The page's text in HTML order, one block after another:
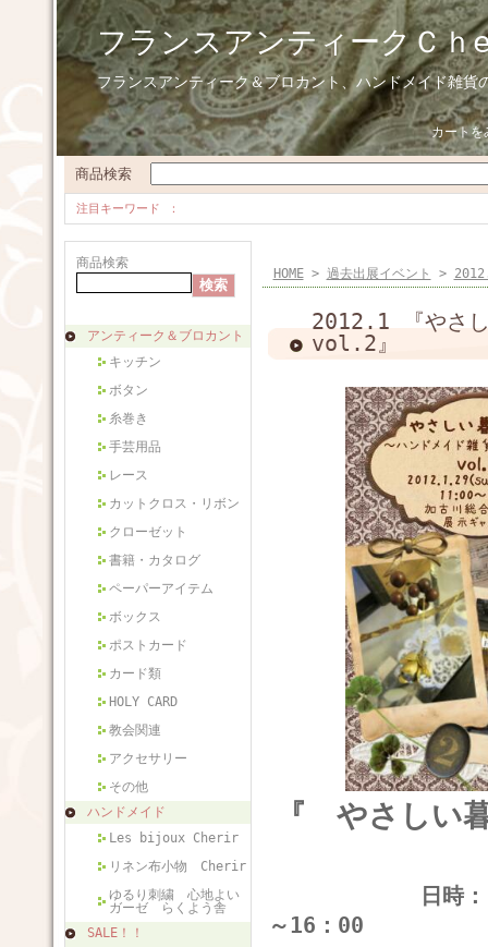
フランスアンティークＣｈ
フランスアンティーク＆ブロカント、ハンドメイド雑貨
カートを
商品検索
注目キーワード
商品検索
アンティーク＆ブロカント
キッチン
ボタン
糸巻き
手芸用品
レース
カットクロス・リボン
クローゼット
書籍・カタログ
ペーパーアイテム
ボックス
ポストカード
カード類
HOLY CARD
教会関連
アクセサリー
その他
ハンドメイド
Les bijoux Cherir
リネン布小物 Cherir
ゆるり刺繍 心地よい
ガーゼ らくよう舎
SALE！！
HOME> 過去出展イベント >
2012.1 『やさし
vol.2』
『 やさしい
日時： 2012
～16：00